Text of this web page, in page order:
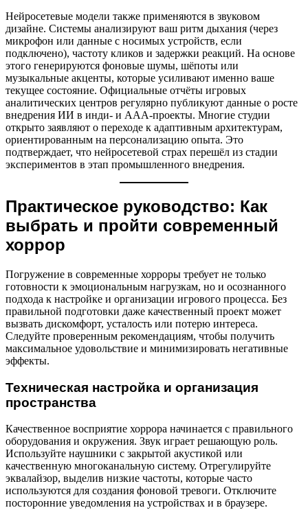
Нейросетевые модели также применяются в звуковом
дизайне. Системы анализируют ваш ритм дыхания (через
микрофон или данные с носимых устройств, если
подключено), частоту кликов и задержки реакций. На основе
этого генерируются фоновые шумы, шёпоты или
музыкальные акценты, которые усиливают именно ваше
текущее состояние. Официальные отчёты игровых
аналитических центров регулярно публикуют данные о росте
внедрения ИИ в инди- и ААА-проекты. Многие студии
открыто заявляют о переходе к адаптивным архитектурам,
ориентированным на персонализацию опыта. Это
подтверждает, что нейросетевой страх перешёл из стадии
экспериментов в этап промышленного внедрения.
Практическое руководство: Как
выбрать и пройти современный
хоррор
Погружение в современные хорроры требует не только
готовности к эмоциональным нагрузкам, но и осознанного
подхода к настройке и организации игрового процесса. Без
правильной подготовки даже качественный проект может
вызвать дискомфорт, усталость или потерю интереса.
Следуйте проверенным рекомендациям, чтобы получить
максимальное удовольствие и минимизировать негативные
эффекты.
Техническая настройка и организация
пространства
Качественное восприятие хоррора начинается с правильного
оборудования и окружения. Звук играет решающую роль.
Используйте наушники с закрытой акустикой или
качественную многоканальную систему. Отрегулируйте
эквалайзор, выделив низкие частоты, которые часто
используются для создания фоновой тревоги. Отключите
посторонние уведомления на устройствах и в браузере.